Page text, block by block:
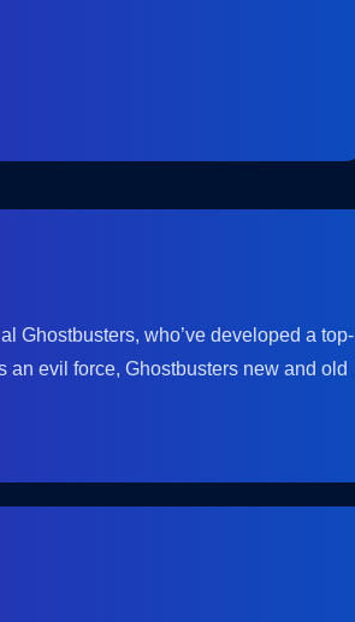
Ghostbusters, who’ve developed a top-
evil force, Ghostbusters new and old